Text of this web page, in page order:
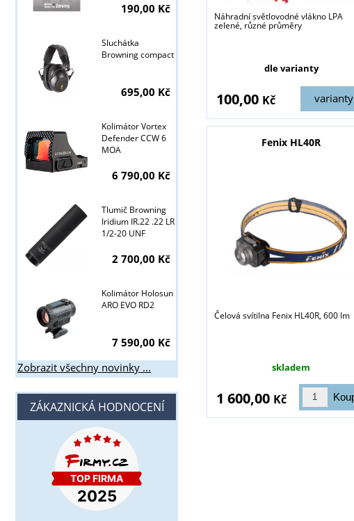
Náhradní světlovodné vlákno LPA
zelené, různé průměry
dle varianty
varianty
100,00 Kč
Fenix HL40R
Čelová svítilna Fenix HL40R, 600 lm
skladem
1 600,00 Kč
190,00 Kč
Sluchátka
Browning compact
695,00 Kč
Kolimátor Vortex
Defender CCW 6
MOA
6 790,00 Kč
Tlumič Browning
Iridium IR.22 .22 LR
1/2-20 UNF
2 700,00 Kč
Kolimátor Holosun
ARO EVO RD2
7 590,00 Kč
Zobrazit všechny novinky ...
ZÁKAZNICKÁ HODNOCENÍ